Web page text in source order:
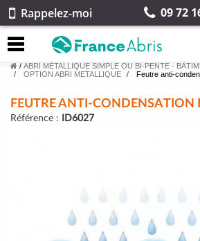
Rappelez-moi 09 72
/ ABRI MÉTALLIQUE SIMPLE OU BI-PENTE -
OPTION ABRI METALLIQUE
Feutre anti-
FEUTRE ANTI-CONDENSATION
Référence : ID6027